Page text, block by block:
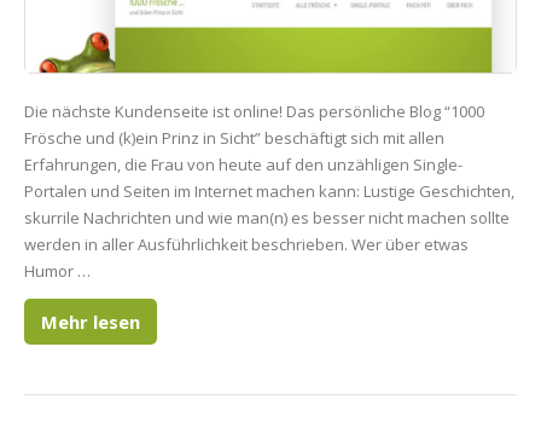
Die nächste Kundenseite ist online! Das persönliche Blog “1000
Frösche und (k)ein Prinz in Sicht” beschäftigt sich mit allen
Erfahrungen, die Frau von heute auf den unzähligen Single-
Portalen und Seiten im Internet machen kann: Lustige Geschichten,
skurrile Nachrichten und wie man(n) es besser nicht machen sollte
werden in aller Ausführlichkeit beschrieben. Wer über etwas
Humor …
Mehr lesen